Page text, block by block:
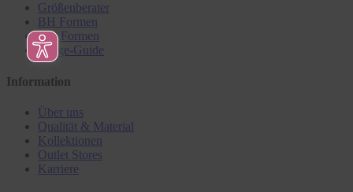
Größenberater
BH Formen
Slip Formen
Pflege-Guide
Information
Über uns
Qualität & Material
Kollektionen
Outlet Stores
Karriere